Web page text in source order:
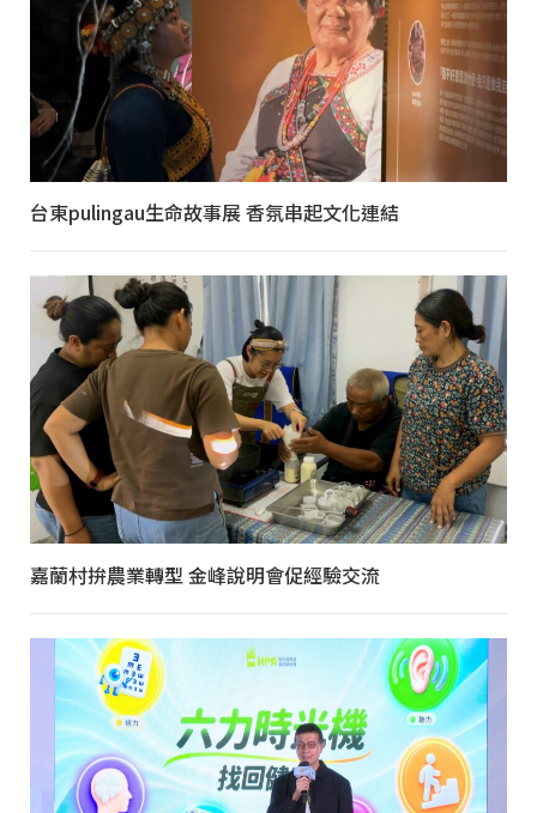
台東pulingau生命故事展 香氛串起文化連結
嘉蘭村拚農業轉型 金峰說明會促經驗交流